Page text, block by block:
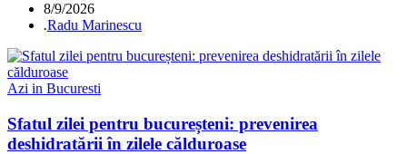
8/9/2026
.Radu Marinescu
Azi in Bucuresti
Sfatul zilei pentru bucureșteni: prevenirea
deshidratării în zilele călduroase